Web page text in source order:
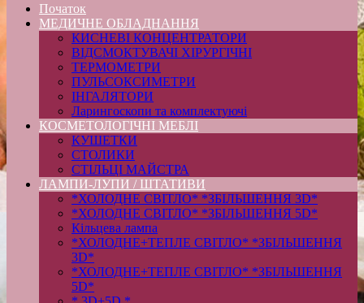
Початок
МЕДИЧНЕ ОБЛАДНАННЯ
КИСНЕВІ КОНЦЕНТРАТОРИ
ВІДСМОКТУВАЧІ ХІРУРГІЧНІ
ТЕРМОМЕТРИ
ПУЛЬСОКСИМЕТРИ
ІНГАЛЯТОРИ
Ларингоскопи та комплектуючі
КОСМЕТОЛОГІЧНІ МЕБЛІ
КУШЕТКИ
СТОЛИКИ
СТІЛЬЦІ МАЙСТРА
ЛАМПИ-ЛУПИ / ШТАТИВИ
*ХОЛОДНЕ СВІТЛО* *ЗБІЛЬШЕННЯ 3D*
*ХОЛОДНЕ СВІТЛО* *ЗБІЛЬШЕННЯ 5D*
Кільцева лампа
*ХОЛОДНЕ+ТЕПЛЕ СВІТЛО* *ЗБІЛЬШЕННЯ
3D*
*ХОЛОДНЕ+ТЕПЛЕ СВІТЛО* *ЗБІЛЬШЕННЯ
5D*